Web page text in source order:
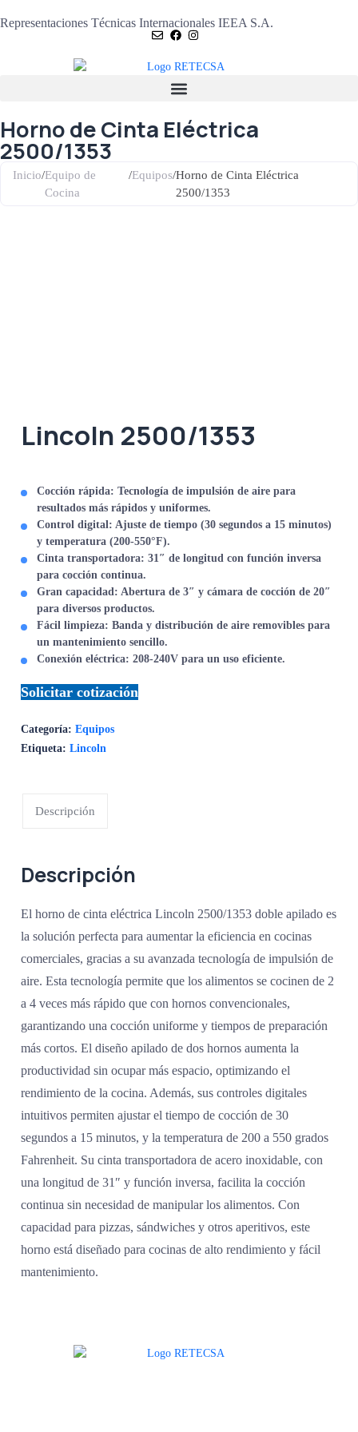
Representaciones Técnicas Internacionales IEEA S.A.
Horno de Cinta Eléctrica
2500/1353
Inicio/Equipo de
Cocina
/Equipos/Horno de Cinta Eléctrica
2500/1353
Lincoln 2500/1353
Cocción rápida: Tecnología de impulsión de aire para
resultados más rápidos y uniformes.
Control digital: Ajuste de tiempo (30 segundos a 15 minutos)
y temperatura (200-550°F).
Cinta transportadora: 31″ de longitud con función inversa
para cocción continua.
Gran capacidad: Abertura de 3″ y cámara de cocción de 20″
para diversos productos.
Fácil limpieza: Banda y distribución de aire removibles para
un mantenimiento sencillo.
Conexión eléctrica: 208-240V para un uso eficiente.
Solicitar cotización
Categoría:Equipos
Etiqueta:Lincoln
Descripción
Descripción
El horno de cinta eléctrica Lincoln 2500/1353 doble apilado es
la solución perfecta para aumentar la eficiencia en cocinas
comerciales, gracias a su avanzada tecnología de impulsión de
aire. Esta tecnología permite que los alimentos se cocinen de 2
a 4 veces más rápido que con hornos convencionales,
garantizando una cocción uniforme y tiempos de preparación
más cortos. El diseño apilado de dos hornos aumenta la
productividad sin ocupar más espacio, optimizando el
rendimiento de la cocina. Además, sus controles digitales
intuitivos permiten ajustar el tiempo de cocción de 30
segundos a 15 minutos, y la temperatura de 200 a 550 grados
Fahrenheit. Su cinta transportadora de acero inoxidable, con
una longitud de 31″ y función inversa, facilita la cocción
continua sin necesidad de manipular los alimentos. Con
capacidad para pizzas, sándwiches y otros aperitivos, este
horno está diseñado para cocinas de alto rendimiento y fácil
mantenimiento.